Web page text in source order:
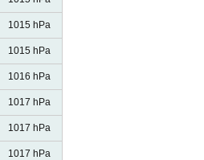
1015 hPa
1015 hPa
1016 hPa
1017 hPa
1017 hPa
1017 hPa